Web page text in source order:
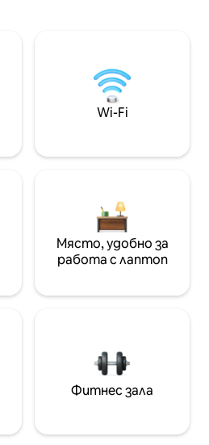
Wi-Fi
Място, удобно за
работа с лаптоп
Фитнес зала